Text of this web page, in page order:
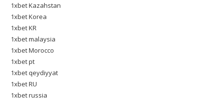
1xbet Kazahstan
1xbet Korea
1xbet KR
1xbet malaysia
1xbet Morocco
1xbet pt
1xbet qeydiyyat
1xbet RU
1xbet russia